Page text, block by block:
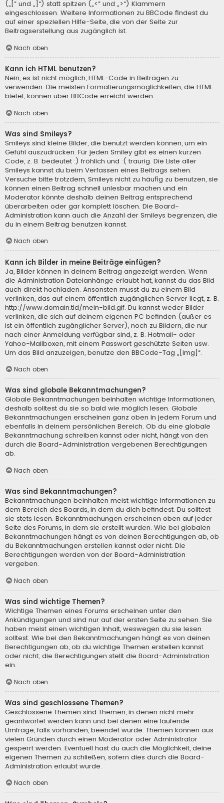
(„[“ und „]“) statt spitzen („<“ und „>“) Klammern
eingeschlossen. Weitere Informationen zu BBCode findest du
auf einer speziellen Hilfe-Seite, die von der Seite zur
Beitragserstellung aus zugänglich ist.
Nach oben
Kann ich HTML benutzen?
Nein, es ist nicht möglich, HTML-Code in Beiträgen zu
verwenden. Die meisten Formatierungsmöglichkeiten, die HTML
bietet, können über BBCode erreicht werden.
Nach oben
Was sind Smileys?
Smileys sind kleine Bilder, die benutzt werden können, um ein
Gefühl auszudrücken. Für jeden Smiley gibt es einen kurzen
Code, z. B. bedeutet :) fröhlich und :( traurig. Die Liste aller
Smileys kannst du beim Verfassen eines Beitrags sehen.
Versuche bitte trotzdem, Smileys nicht zu häufig zu benutzen, sie
können einen Beitrag schnell unlesbar machen und ein
Moderator könnte deshalb deinen Beitrag entsprechend
überarbeiten oder gar komplett löschen. Die Board-
Administration kann auch die Anzahl der Smileys begrenzen, die
du in einem Beitrag benutzen kannst.
Nach oben
Kann ich Bilder in meine Beiträge einfügen?
Ja, Bilder können in deinem Beitrag angezeigt werden. Wenn
die Administration Dateianhänge erlaubt hat, kannst du das Bild
auch direkt hochladen. Ansonsten musst du zu einem Bild
verlinken, das auf einem öffentlich zugänglichen Server liegt, z. B.
http://www.domain.tld/mein-bild.gif. Du kannst weder Bilder
verlinken, die sich auf deinem eigenen PC befinden (außer es
ist ein öffentlich zugänglicher Server), noch zu Bildern, die nur
nach einer Anmeldung verfügbar sind, z. B. Hotmail- oder
Yahoo-Mailboxen, mit einem Passwort geschützte Seiten usw.
Um das Bild anzuzeigen, benutze den BBCode-Tag „[img]“.
Nach oben
Was sind globale Bekanntmachungen?
Globale Bekanntmachungen beinhalten wichtige Informationen,
deshalb solltest du sie so bald wie möglich lesen. Globale
Bekanntmachungen erscheinen ganz oben in jedem Forum und
ebenfalls in deinem persönlichen Bereich. Ob du eine globale
Bekanntmachung schreiben kannst oder nicht, hängt von den
durch die Board-Administration vergebenen Berechtigungen
ab.
Nach oben
Was sind Bekanntmachungen?
Bekanntmachungen beinhalten meist wichtige Informationen zu
dem Bereich des Boards, in dem du dich befindest. Du solltest
sie stets lesen. Bekanntmachungen erscheinen oben auf jeder
Seite des Forums, in dem sie erstellt wurden. Wie bei globalen
Bekanntmachungen hängt es von deinen Berechtigungen ab, ob
du Bekanntmachungen erstellen kannst oder nicht. Die
Berechtigungen werden von der Board-Administration
vergeben.
Nach oben
Was sind wichtige Themen?
Wichtige Themen eines Forums erscheinen unter den
Ankündigungen und sind nur auf der ersten Seite zu sehen. Sie
haben meist einen wichtigen Inhalt, weswegen du sie lesen
solltest. Wie bei den Bekanntmachungen hängt es von deinen
Berechtigungen ab, ob du wichtige Themen erstellen kannst
oder nicht; die Berechtigungen stellt die Board-Administration
ein.
Nach oben
Was sind geschlossene Themen?
Geschlossene Themen sind Themen, in denen nicht mehr
geantwortet werden kann und bei denen eine laufende
Umfrage, falls vorhanden, beendet wurde. Themen können aus
vielen Gründen durch einen Moderator oder Administrator
gesperrt werden. Eventuell hast du auch die Möglichkeit, deine
eigenen Themen zu schließen, sofern dies durch die Board-
Administration erlaubt wurde.
Nach oben